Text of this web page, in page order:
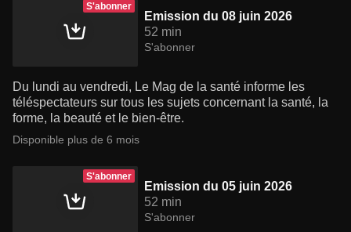
S'abonner
Emission du 08 juin 2026
52 min
S'abonner
Du lundi au vendredi, Le Mag de la santé informe les
téléspectateurs sur tous les sujets concernant la santé, la
forme, la beauté et le bien-être.
Disponible plus de 6 mois
S'abonner
Emission du 05 juin 2026
52 min
S'abonner